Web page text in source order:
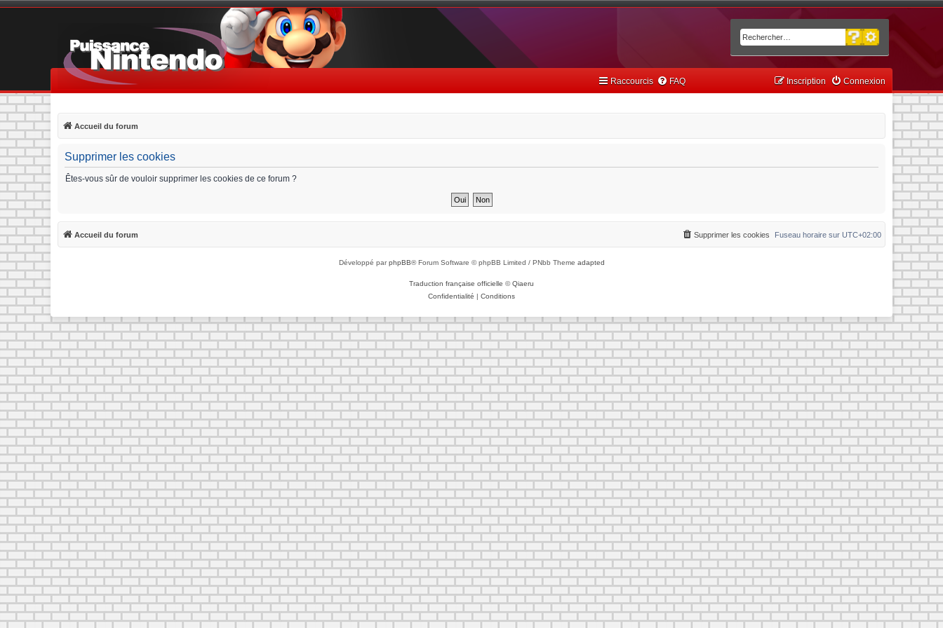
Rechercher
Recherche avancée
Raccourcis FAQ Connexion
Inscription
Accueil du forum
Supprimer les cookies
Êtes-vous sûr de vouloir supprimer les cookies de ce forum ?
Accueil du forum Fuseau horaire sur UTC+02:00
Supprimer les cookies
Développé parphpBB® Forum Software © phpBB Limited / PNbb Theme adapted
Traduction française officielle ©Qiaeru
Confidentialité | Conditions